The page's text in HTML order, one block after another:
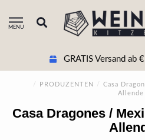
MENU
GRATIS Versand ab
/ PRODUZENTEN /
Casa
Allende
Casa Dragones /